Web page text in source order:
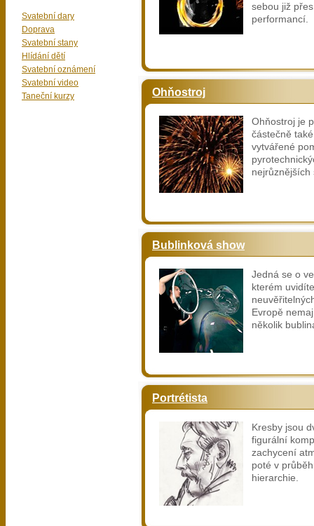
sebou již
performancí.
Ohňostroj
Ohňostroj je
částečně
vytvářené
nejrůznějších
Bublinková show
Jedná se o
kterém
Evropě
několik
Portrétista
Kresby jsou
figurální
zachycení
poté v
hierarchie.
Svatební dary
Doprava
Svatební stany
Hlídání dětí
Svatební oznámení
Svatební video
Taneční kurzy